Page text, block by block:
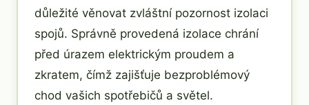
důležité věnovat zvláštní pozornost izolaci
spojů. Správně provedená izolace chrání
před úrazem elektrickým proudem a
zkratem, čímž zajišťuje bezproblémový
chod vašich spotřebičů a světel.